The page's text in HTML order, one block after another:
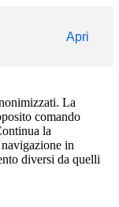
Apri
La
comando
la
in
diversi da quelli